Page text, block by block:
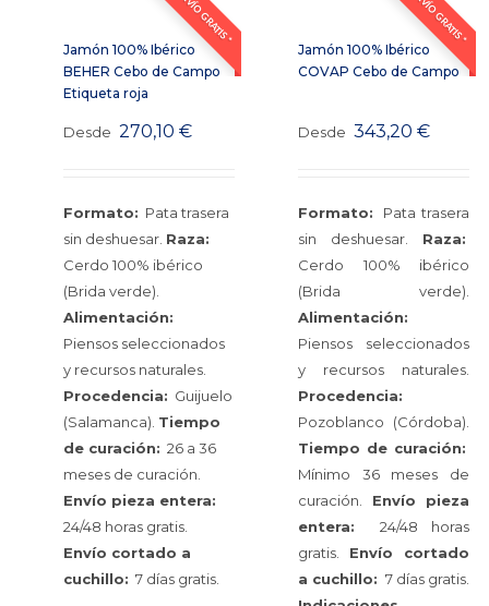
ENVÍO GRATIS *
Jamón 100% Ibérico
BEHER Cebo de Campo
Etiqueta roja
Desde 270,10€
Formato: Pata trasera
sin deshuesar. Raza:
Cerdo 100% ibérico
(Brida verde).
Alimentación:
Piensos seleccionados
y recursos naturales.
Procedencia: Guijuelo
(Salamanca). Tiempo
de curación: 26 a 36
meses de curación.
Envío pieza entera:
24/48 horas gratis.
Envío cortado a
cuchillo: 7 días gratis.
ENVÍO GRATIS *
Jamón 100% Ibérico
COVAP Cebo de Campo
Desde 343,20€
Formato: Pata trasera
sin deshuesar. Raza:
Cerdo 100% ibérico
(Brida verde).
Alimentación:
Piensos seleccionados
y recursos naturales.
Procedencia:
Pozoblanco (Córdoba).
Tiempo de curación:
Mínimo 36 meses de
curación. Envío pieza
entera: 24/48 horas
gratis. Envío cortado
a cuchillo: 7 días gratis.